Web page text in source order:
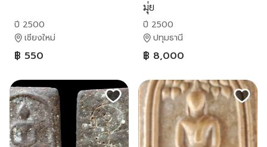
ปี 2500
เชียงใหม่
฿ 550
มุ่ย
ปี 2500
ปทุมธานี
฿ 8,000